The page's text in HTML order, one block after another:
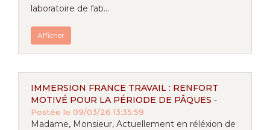
laboratoire de fab...
Afficher
IMMERSION FRANCE TRAVAIL : RENFORT
MOTIVÉ POUR LA PÉRIODE DE PÂQUES -
Postée le 09/03/26 13:35:59
Madame, Monsieur, Actuellement en réléxion de